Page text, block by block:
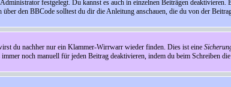
festgelegt. Du kannst es auch in einzelnen Beiträgen
den BBCode solltest du dir die Anleitung anschauen, die du von der
du nachher nur ein Klammer-Wirrwarr wieder finden. Dies ist eine
noch manuell für jeden Beitrag deaktivieren, indem du beim Schreiben